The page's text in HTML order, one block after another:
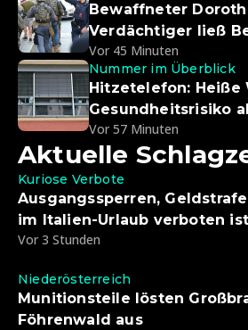
Bewaffneter
Verdächtiger ließ
Vor 45 Minuten
Nummer im Überblick
Hitzetelefon: Heiße
Gesundheitsrisiko
Vor 57 Minuten
Aktuelle
Kuriose Verbote
Ausgangssperren,
im Italien-Urlaub verboten ist
Vor 3 Stunden
Niederösterreich
Munitionsteile lösten
Föhrenwald aus